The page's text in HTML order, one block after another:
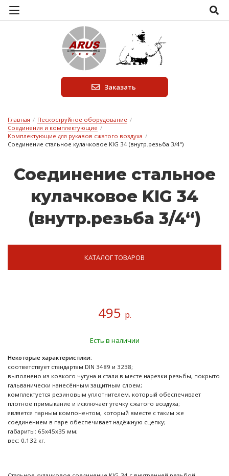
Заказать
Главная / Пескоструйное оборудование /
Соединения и комплектующие /
Комплектующие для рукавов сжатого воздуха /
Соединение стальное кулачковое KIG 34 (внутр.резьба 3/4“)
Со­е­ди­не­ние сталь­ное
ку­лач­ко­вое KIG 34
(внутр.резь­ба 3/4“)
КАТАЛОГ ТОВАРОВ
495 р.
Есть в наличии
Некоторые характеристики:
соответствует стандартам DIN 3489 и 3238;
выполнено из ковкого чугуна и стали в месте нарезки резьбы, покрыто
гальванически нанесённым защитным слоем;
комплектуется резиновым уплотнителем, который обеспечивает
плотное примыкание и исключает утечку сжатого воздуха;
является парным компонентом, который вместе с таким же
соединением в паре обеспечивает надёжную сцепку;
габариты: 65х45х35 мм;
вес: 0,132 кг.